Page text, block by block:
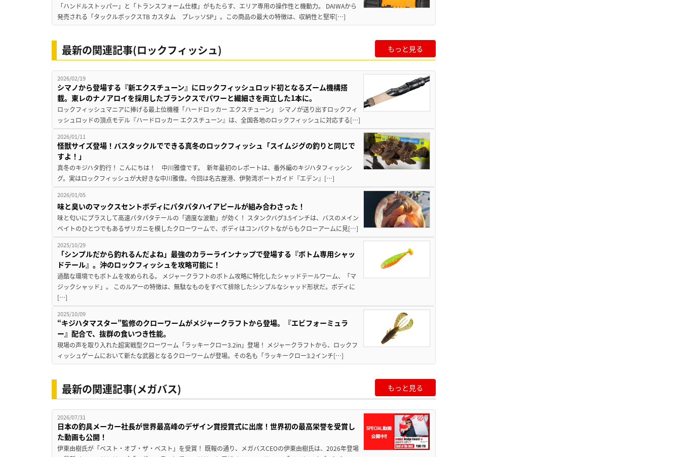
「ハンドルストッパー」と「トランスフォーム仕様」がもたらす、エリア専用の操作性と機動力。 DAIWAから
発売される「タックルボックスTB カスタム プレッソSP」。この商品の最大の特徴は、収納性と堅牢[…]
最新の関連記事(ロックフィッシュ) もっと見る
2026/02/19
シマノから登場する『新エクスチューン』にロックフィッシュロッド初となるズーム機構搭
載。東レのナノアロイを採用したブランクスでパワーと繊細さを両立した1本に。
ロックフィッシュマニアに捧げる最上位機種「ハードロッカー エクスチューン」 シマノが送り出すロックフィ
ッシュロッドの頂点モデル『ハードロッカー エクスチューン』は、全国各地のロックフィッシュに対応する[…]
2026/01/11
怪獣サイズ登場！バスタックルでできる真冬のロックフィッシュ「スイムジグの釣りと同じで
すよ！」
真冬のキジハタ釣行！ こんにちは！ 中川雅偉です。 新年最初のレポートは、番外編のキジハタフィッシン
グ。実はロックフィッシュが大好きな中川雅偉。今回は名古屋港、伊勢湾ボートガイド『エデン』[…]
2026/01/05
味と臭いのマックスセントボディにパタパタハイアピールが組み合わさった！
味と匂いにプラスして高速パタパタテールの「適度な波動」が効く！ スタンクバグ3.5インチは、バスのメイン
ベイトのひとつでもあるザリガニを模したクローワームで、ボディはコンパクトながらもクローアームに見[…]
2025/10/29
「シンプルだから釣れるんだよね」最強のカラーラインナップで登場する『ボトム専用シャッ
ドテール』。沖のロックフィッシュを攻略可能に！
過酷な環境でもボトムを攻められる。 メジャークラフトのボトム攻略に特化したシャッドテールワーム、「マ
ジックシャッド」。 このルアーの特徴は、無駄なものをすべて排除したシンプルなシャッド形状だ。ボディに
[…]
2025/10/09
“キジハタマスター”監修のクローワームがメジャークラフトから登場。『エビフォーミュラ
ー』配合で、抜群の食いつき性能。
現場の声を取り入れた超実戦型クローワーム「ラッキークロー3.2in」登場！ メジャークラフトから、ロックフ
ィッシュゲームにおいて新たな武器となるクローワームが登場。その名も「ラッキークロー3.2インチ[…]
最新の関連記事(メガバス) もっと見る
2026/07/31
日本の釣具メーカー社長が世界最高峰のデザイン賞授賞式に出席！世界初の最高栄誉を受賞し
た動画も公開！
伊東由樹氏が「ベスト・オブ・ザ・ベスト」を受賞！ 既報の通り、メガバスCEOの伊東由樹氏は、2026年登場